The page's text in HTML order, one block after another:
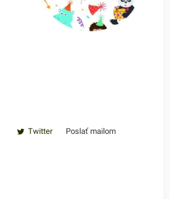
Twitter Poslať mailom